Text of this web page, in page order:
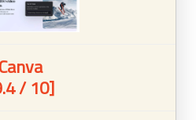
Canva
/ 10]